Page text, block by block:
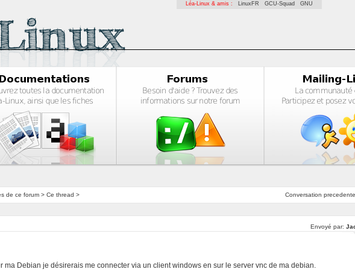
Léa-Linux & amis : LinuxFR GCU-Squad GNU
Conversation precedente
de ce forum> Ce thread >
Envoyé par:
ma Debian je désirerais me connecter via un client windows en sur le server vnc de ma debian.